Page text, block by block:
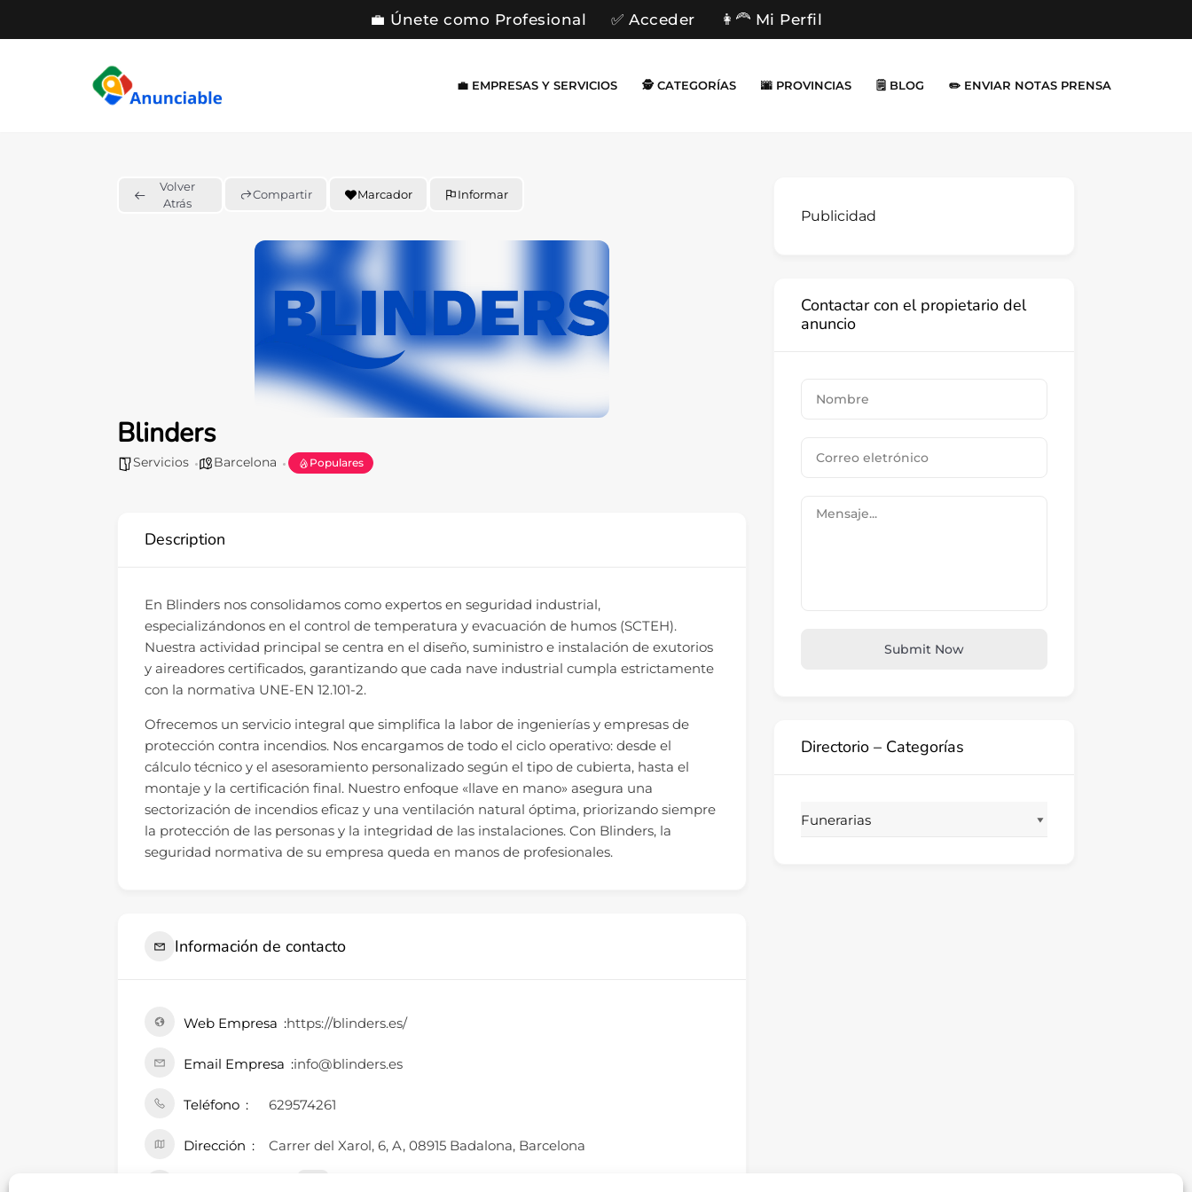
💼 Únete como Profesional ✅ Acceder 👩‍🦰 Mi Perfil
💼 EMPRESAS Y SERVICIOS 🕵️ CATEGORÍAS 🌆 PROVINCIAS 🗒️ BLOG ✏️ ENVIAR NOTAS PRENSA
Volver
Atrás
Compartir Marcador Informar
Blinders
Servicios Barcelona Populares
Description
En Blinders nos consolidamos como expertos en seguridad industrial,
especializándonos en el control de temperatura y evacuación de humos (SCTEH).
Nuestra actividad principal se centra en el diseño, suministro e instalación de exutorios
y aireadores certificados, garantizando que cada nave industrial cumpla estrictamente
con la normativa UNE-EN 12.101-2.
Ofrecemos un servicio integral que simplifica la labor de ingenierías y empresas de
protección contra incendios. Nos encargamos de todo el ciclo operativo: desde el
cálculo técnico y el asesoramiento personalizado según el tipo de cubierta, hasta el
montaje y la certificación final. Nuestro enfoque «llave en mano» asegura una
sectorización de incendios eficaz y una ventilación natural óptima, priorizando siempre
la protección de las personas y la integridad de las instalaciones. Con Blinders, la
seguridad normativa de su empresa queda en manos de profesionales.
Información de contacto
Web Empresa https://blinders.es/
Email Empresa info@blinders.es
Teléfono 629574261
Dirección Carrer del Xarol, 6, A, 08915 Badalona, Barcelona
Publicidad
Contactar con el propietario del
anuncio
Submit Now
Directorio – Categorías